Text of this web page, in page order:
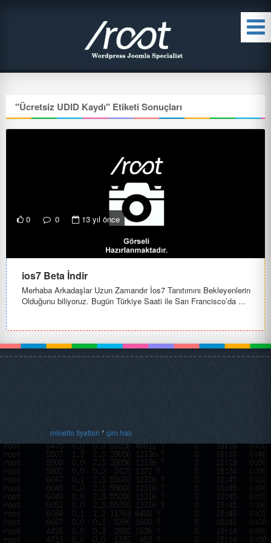
"Ücretsiz UDID Kaydı" Etiketi Sonuçları
0 0 13 yıl önce
ios7 Beta İndir
Merhaba Arkadaşlar Uzun Zamandır İos7 Tanıtımını Bekleyenlerin
Olduğunu biliyoruz. Bugün Türkiye Saati ile San Francisco’da ...
mineflo fiyatları * çim halı